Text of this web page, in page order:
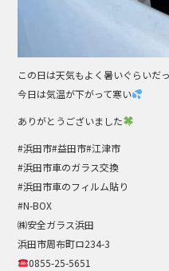
この日は天気もよく暑いぐらいだ
今日は気温が下がって寒い
ありがとうございました
#浜田市#益田市#江津市
#浜田市車のガラス交換
#浜田市車のフィルム貼り
#N-BOX
㈱安全ガラス浜田
浜田市周布町ロ234-3
0855-25-5651